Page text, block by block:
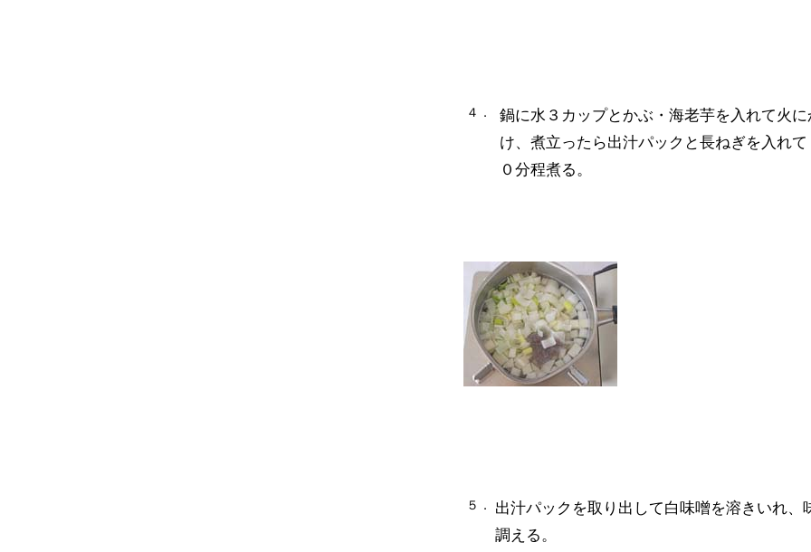
４．
鍋に水３カップとかぶ・海老芋を入れて火に
け、煮立ったら出汁パックと長ねぎを入れて
０分程煮る。
５．
出汁パックを取り出して白味噌を溶きいれ、
調える。